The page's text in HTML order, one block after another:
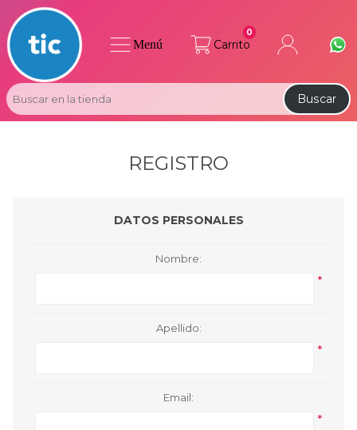
Carrito
0
Buscar
Menú
REGISTRO
DATOS PERSONALES
Nombre:
*
Apellido:
*
Email:
*